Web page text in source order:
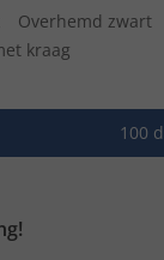
Overhemd zwart
kraag
100